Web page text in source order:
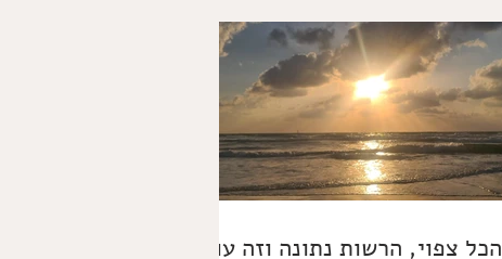
הכל צפוי, הרשות נתונה וזה עוד